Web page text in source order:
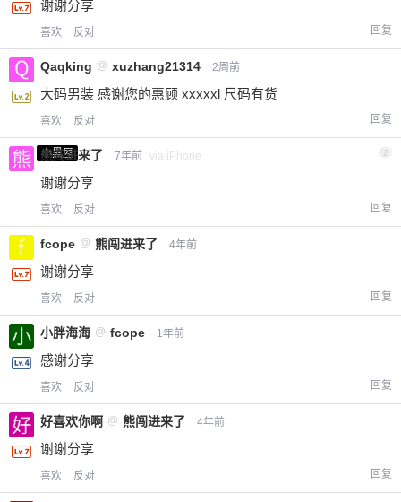
谢谢分享
喜欢 反对 回复
Qaqking @ xuzhang21314 2周前
大码男装 感谢您的惠顾 xxxxxl 尺码有货
喜欢 反对 回复
小黑屋
熊闯进来了 7年前 via iPhone 2
谢谢分享
喜欢 反对 回复
fcope @ 熊闯进来了 4年前
谢谢分享
喜欢 反对 回复
小胖海海 @ fcope 1年前
感谢分享
喜欢 反对 回复
好喜欢你啊 @ 熊闯进来了 4年前
谢谢分享
喜欢 反对 回复